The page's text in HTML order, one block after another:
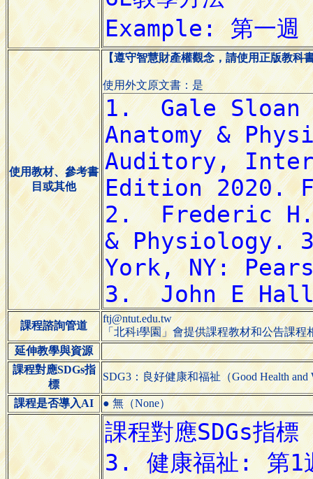
使用教材、參考書
目或其他
【遵守智慧財產權觀念，請使用正版教科
使用外文原文書：是
課程諮詢管道
ftj@ntut.edu.tw
「北科i學園」會提供課程教材和公告課
延伸教學與資源
課程對應SDGs指
標
SDG3：良好健康和福祉（Good Health and
課程是否導入AI ● 無（None）